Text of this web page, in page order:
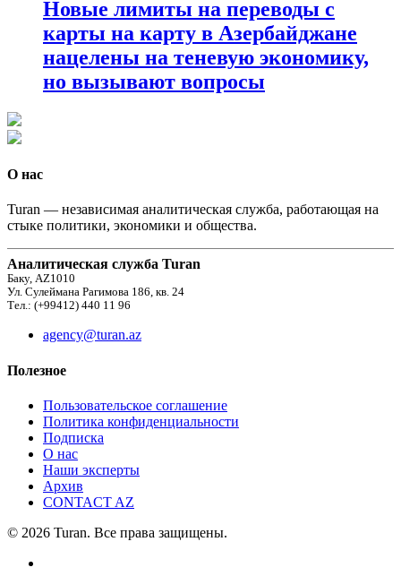
Новые лимиты на переводы с
карты на карту в Азербайджане
нацелены на теневую экономику,
но вызывают вопросы
О нас
Turan — независимая аналитическая служба, работающая на
стыке политики, экономики и общества.
Аналитическая служба Turan
Баку, AZ1010
Ул. Сулеймана Рагимова 186, кв. 24
Тел.: (+99412) 440 11 96
agency@turan.az
Полезное
Пользовательское соглашение
Политика конфиденциальности
Подписка
О нас
Наши эксперты
Архив
CONTACT AZ
© 2026 Turan. Все права защищены.